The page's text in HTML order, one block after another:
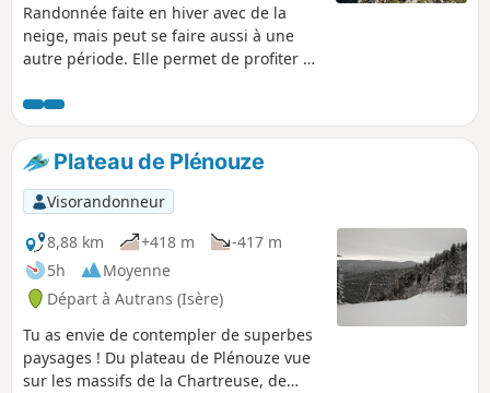
Randonnée faite en hiver avec de la
neige, mais peut se faire aussi à une
autre période. Elle permet de profiter de
Buffe sur les massifs environnants, sur
la plaine de l'Isère et sur Grenoble.
Plateau de Plénouze
Visorandonneur
8,88 km
+418 m
-417 m
5h
Moyenne
Départ à Autrans (Isère)
Tu as envie de contempler de superbes
paysages ! Du plateau de Plénouze vue
sur les massifs de la Chartreuse, de